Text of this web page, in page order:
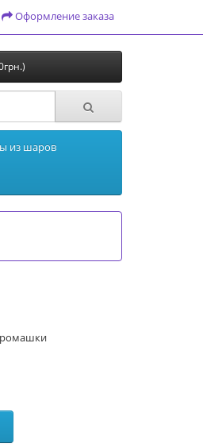
Оформление заказа
из шаров
ромашки